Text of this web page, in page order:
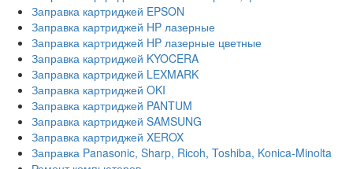
Заправка картриджей EPSON
Заправка картриджей HP лазерные
Заправка картриджей HP лазерные цветные
Заправка картриджей KYOCERA
Заправка картриджей LEXMARK
Заправка картриджей OKI
Заправка картриджей PANTUM
Заправка картриджей SAMSUNG
Заправка картриджей XEROX
Заправка Panasonic, Sharp, Ricoh, Toshiba, Konica-Minolta